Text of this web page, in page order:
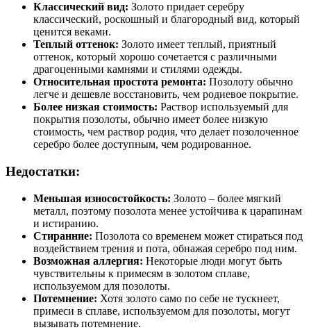
Классический вид: Золото придает серебру
классический, роскошный и благородный вид, который
ценится веками.
Теплый оттенок: Золото имеет теплый, приятный
оттенок, который хорошо сочетается с различными
драгоценными камнями и стилями одежды.
Относительная простота ремонта: Позолоту обычно
легче и дешевле восстановить, чем родиевое покрытие.
Более низкая стоимость: Раствор используемый для
покрытия позолоты, обычно имеет более низкую
стоимость, чем раствор родия, что делает позолоченное
серебро более доступным, чем родированное.
Недостатки:
Меньшая износостойкость: Золото – более мягкий
металл, поэтому позолота менее устойчива к царапинам
и истиранию.
Стиранние: Позолота со временем может стираться под
воздействием трения и пота, обнажая серебро под ним.
Возможная аллергия: Некоторые люди могут быть
чувствительны к примесям в золотом сплаве,
используемом для позолоты.
Потемнение: Хотя золото само по себе не тускнеет,
примеси в сплаве, используемом для позолоты, могут
вызывать потемнение.